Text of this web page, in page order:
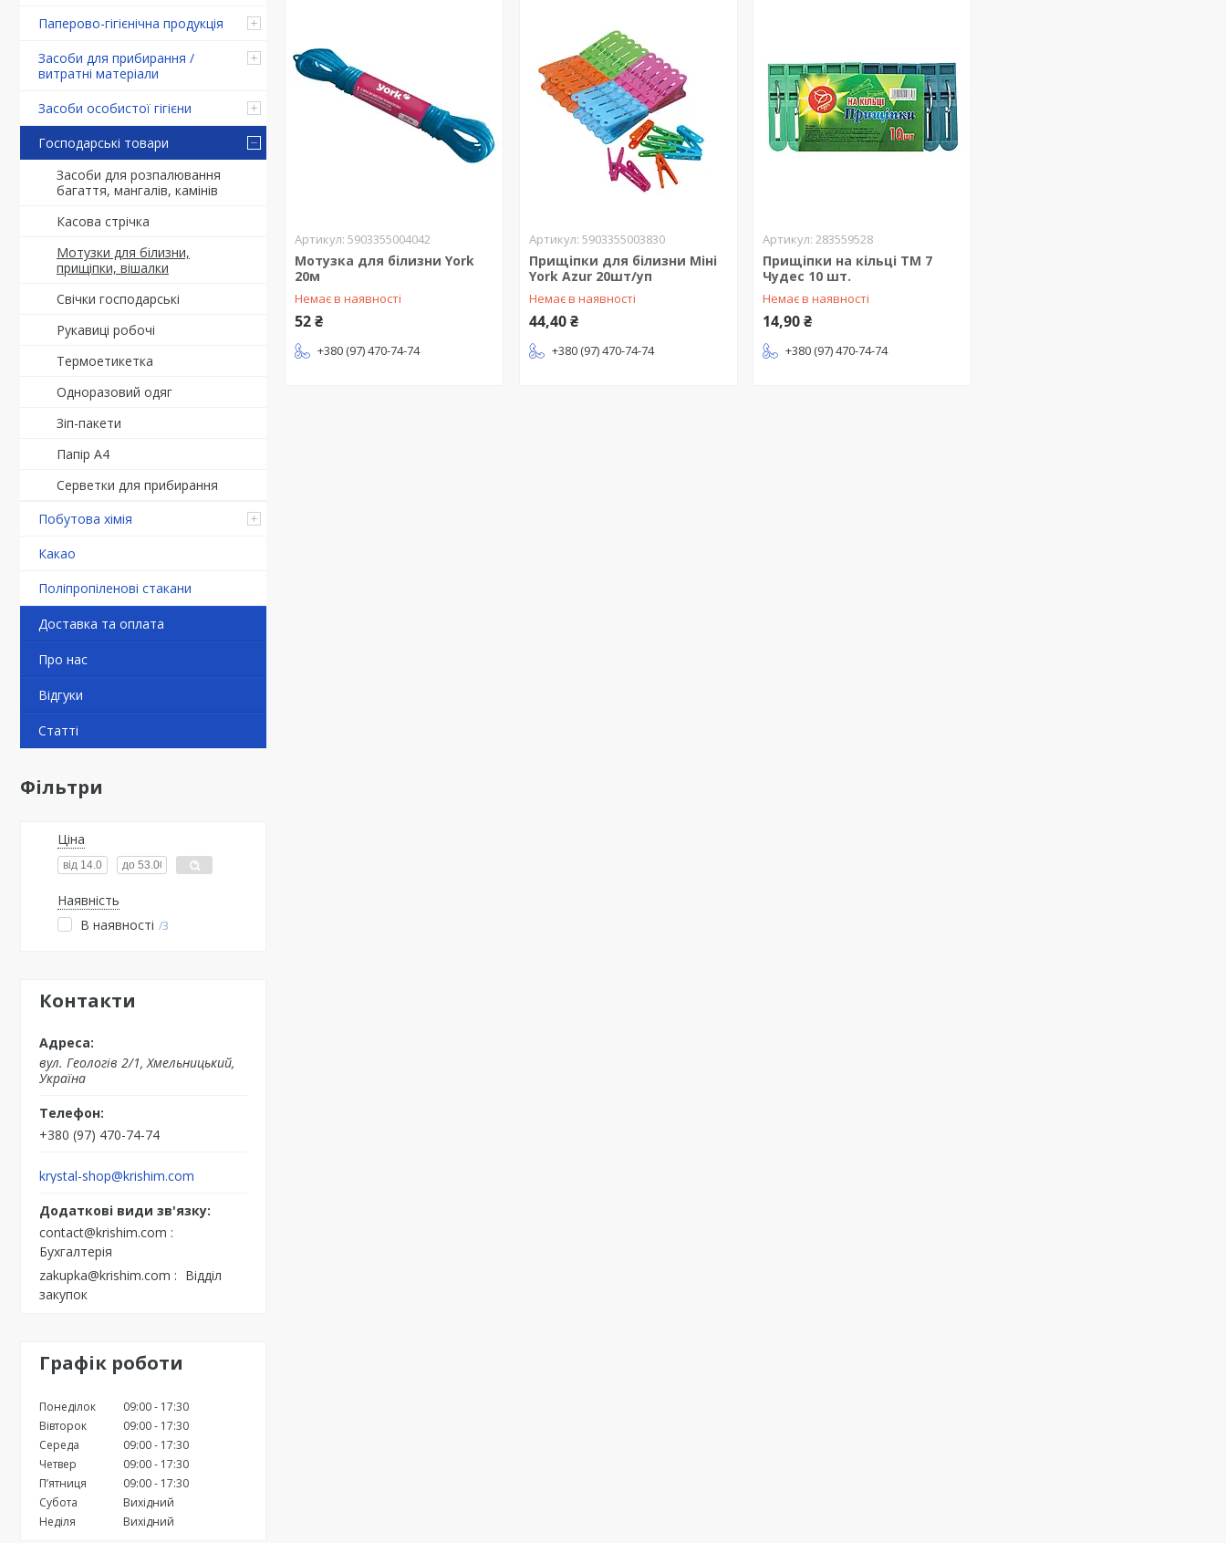
Паперово-гігієнічна продукція
Засоби для прибирання /
витратні матеріали
Засоби особистої гігієни
Господарські товари
Засоби для розпалювання
багаття, мангалів, камінів
Касова стрічка
Мотузки для білизни,
прищіпки, вішалки
Свічки господарські
Рукавиці робочі
Термоетикетка
Одноразовий одяг
Зіп-пакети
Папір А4
Серветки для прибирання
Побутова хімія
Какао
Поліпропіленові стакани
Доставка та оплата
Про нас
Відгуки
Статті
Фільтри
Ціна
Наявність
В наявності 3
Контакти
вул. Геологів 2/1, Хмельницький,
Україна
+380 (97) 470-74-74
krystal-shop@krishim.com
contact@krishim.com
Бухгалтерія
zakupka@krishim.com
Відділ
закупок
Графік роботи
Понеділок 09:00
17:30
Вівторок
09:00
17:30
Середа
09:00
17:30
Четвер
09:00
17:30
Пʼятниця
09:00
17:30
Субота
Вихідний
Неділя
Вихідний
5903355004042
Мотузка для білизни York
20м
Немає в наявності
52 ₴
+380 (97) 470-74-74
5903355003830
Прищіпки для білизни Міні
York Azur 20шт/уп
Немає в наявності
44,40 ₴
+380 (97) 470-74-74
283559528
Прищіпки на кільці ТМ 7
Чудес 10 шт.
Немає в наявності
14,90 ₴
+380 (97) 470-74-74